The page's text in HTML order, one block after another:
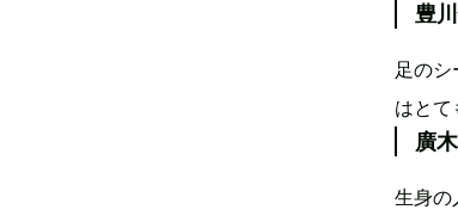
豊
足の
はとて
廣
生身の